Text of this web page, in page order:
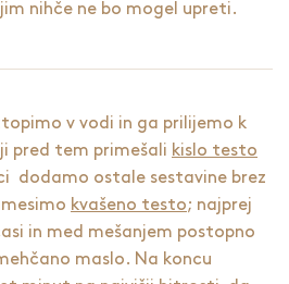
nihče ne bo mogel upreti.
v vodi in ga prilijemo k
pred tem primešali kislo testo
dodamo ostale sestavine brez
kvašeno testo; najprej
in med mešanjem postopno
maslo. Na koncu